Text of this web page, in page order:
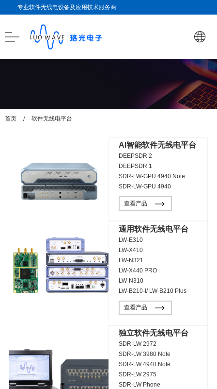
专业软件无线电设备及应用技术服务商
首页 / 软件无线电平台
AI智能软件无线电平台
DEEPSDR 2
DEEPSDR 1
SDR-LW-GPU 4940 Note
SDR-LW-GPU 4940
查看产品
通用软件无线电平台
LW-E310
LW-X410
LW-N321
LW-X440 PRO
LW-N310
LW-B210-I/ LW-B210 Plus
查看产品
独立软件无线电平台
SDR-LW 2972
SDR-LW 3980 Note
SDR-LW 4940 Note
SDR-LW 2975
SDR-LW Phone